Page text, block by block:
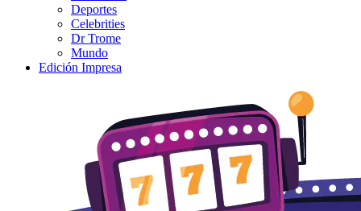
Deportes
Celebrities
Dr Trome
Mundo
Edición Impresa